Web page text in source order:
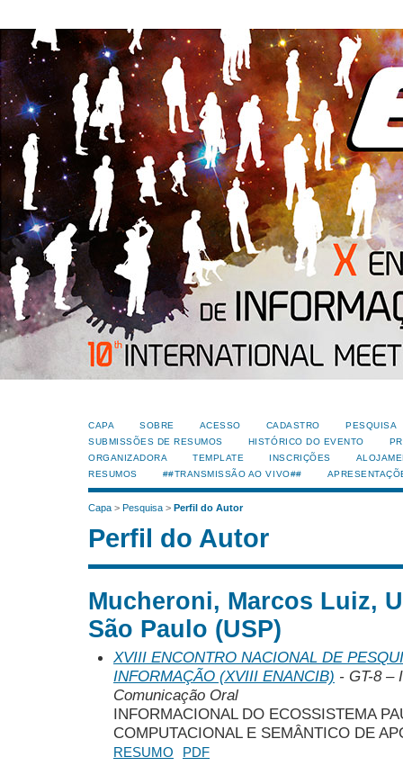
CAPA SOBRE ACESSO CADASTRO
PESQUISA
SUBMISSÕES DE RESUMOS
HISTÓRICO DO EVENTO
ORGANIZADORA
TEMPLATE INSCRIÇÕES
RESUMOS
##TRANSMISSÃO AO VIVO##
Capa > Pesquisa > Perfil do Autor
Perfil do Autor
Mucheroni, Marcos Luiz,
São Paulo (USP)
XVIII ENCONTRO NACIONAL DE
INFORMAÇÃO (XVIII ENANCIB) - GT-8 –
Comunicação Oral
INFORMACIONAL DO ECOSSISTEMA
COMPUTACIONAL E SEMÂNTICO DE
RESUMO PDF